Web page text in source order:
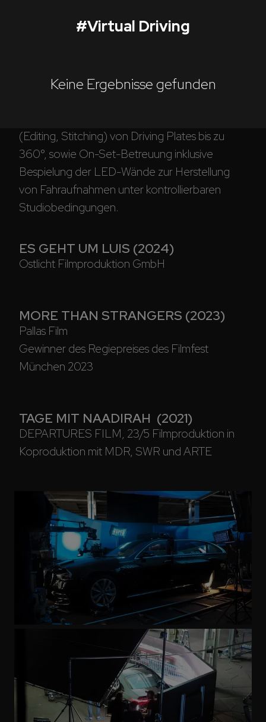
Corporate
Production / Services
About
DEU ENG
Virtual Driving (AT)
(Editing, Stitching) von Driving Plates bis zu
360°, sowie On-Set-Betreuung inklusive
Bespielung der LED-Wände zur Herstellung
von Fahraufnahmen unter kontrollierbaren
Studiobedingungen.
ES GEHT UM LUIS (2024)
Ostlicht Filmproduktion GmbH
MORE THAN STRANGERS (2023)
Pallas Film
Gewinner des Regiepreises des Filmfest
München 2023
TAGE MIT NAADIRAH  (2021)
DEPARTURES FILM, 23/5 Filmproduktion in
Koproduktion mit MDR, SWR und ARTE
#Virtual Driving
Keine Ergebnisse gefunden